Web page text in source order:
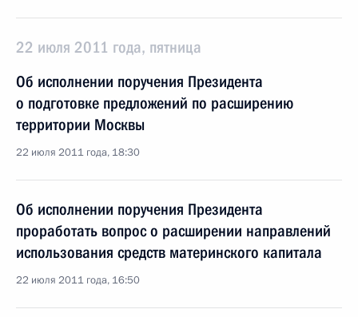
22 июля 2011 года, пятница
Об исполнении поручения Президента
о подготовке предложений по расширению
территории Москвы
22 июля 2011 года, 18:30
Об исполнении поручения Президента
проработать вопрос о расширении направлений
использования средств материнского капитала
22 июля 2011 года, 16:50